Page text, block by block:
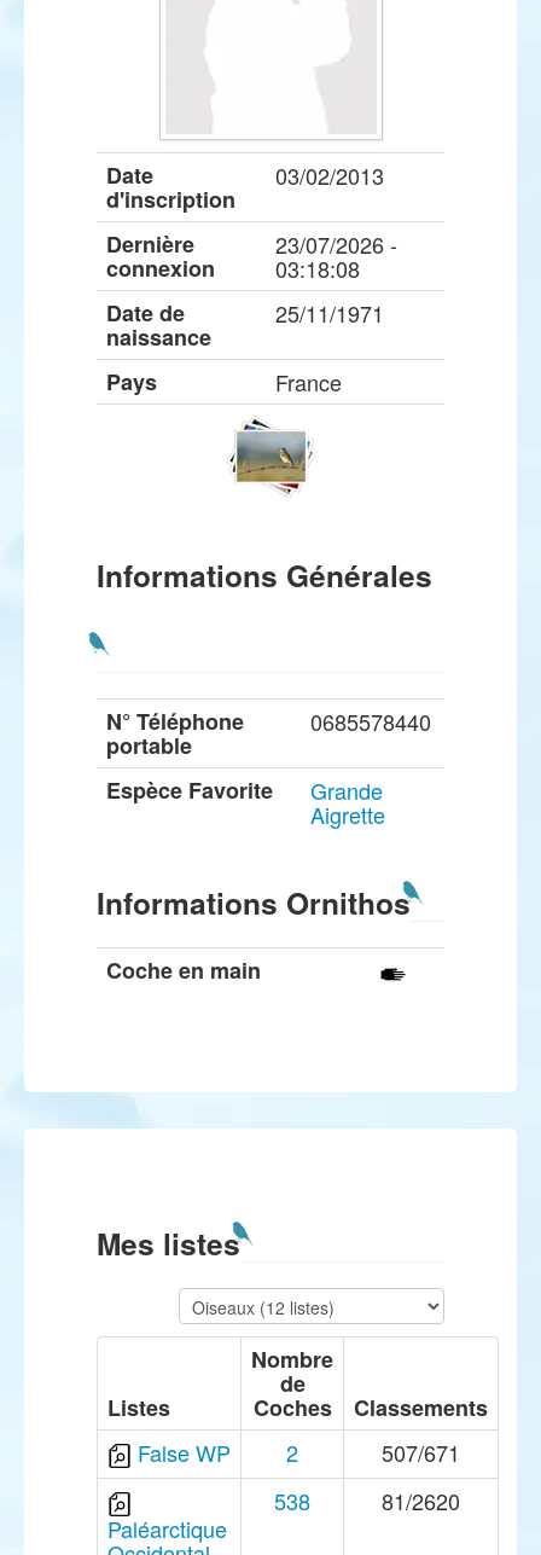
Date
d'inscription
03/02/2013
Dernière
connexion
23/07/2026 -
03:18:08
Date de
naissance
25/11/1971
Pays France
Informations Générales
N° Téléphone
portable
0685578440
Espèce Favorite Grande
Aigrette
Informations Ornithos
Coche en main
Mes listes
Listes
Nombre
de
Coches
Classements
False WP
2 507/671
Paléarctique
538 81/2620